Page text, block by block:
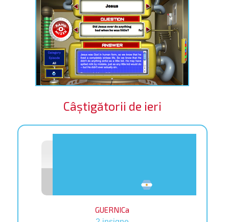
Câștigătorii de ieri
GUERNICa